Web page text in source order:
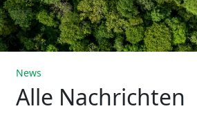
News
Alle Nachrichten